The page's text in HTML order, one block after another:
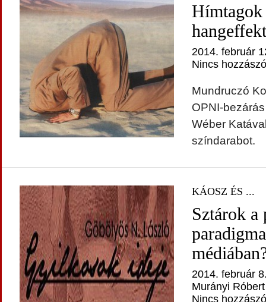
Hímtagok
2014. február
Nincs
Mundruczó
OPNI-
Wéber
színdarabot.
KÁOSZ ÉS ...
Sztárok
2014. február
Murányi Róbert
Nincs